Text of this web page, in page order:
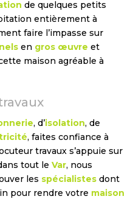
de quelques petits
entièrement à
faire l’impasse sur
en gros œuvre et
maison agréable à
, d’isolation, de
, faites confiance à
travaux s’appuie sur
tout le Var, nous
les spécialistes dont
pour rendre votre maison